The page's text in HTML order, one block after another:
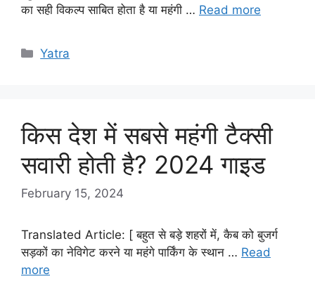
का सही विकल्प साबित होता है या महंगी … Read more
Categories
Yatra
किस देश में सबसे महंगी टैक्सी
सवारी होती है? 2024 गाइड
February 15, 2024
Translated Article: [ बहुत से बड़े शहरों में, कैब को बुजर्ग
सड़कों का नेविगेट करने या महंगे पार्किंग के स्थान … Read
more